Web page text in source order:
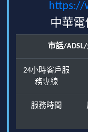
https://
中華
市話/
24小時客戶服
務專線
服務時間